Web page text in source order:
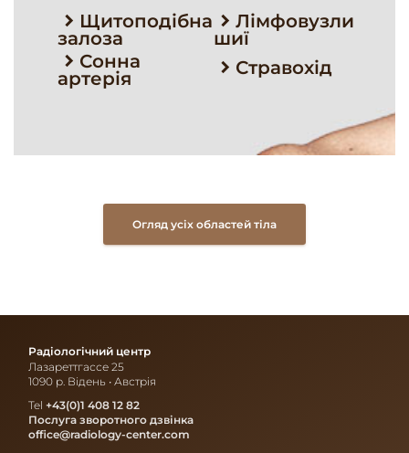
Щитоподібна
залоза
Сонна
артерія
Лімфовузли
шиї
Стравохід
Огляд усіх областей тіла
Радіологічний центр
Лазареттгассе 25
1090 р. Відень • Австрія
Tel +43(0)1 408 12 82
Послуга зворотного дзвінка
office@radiology-center.com